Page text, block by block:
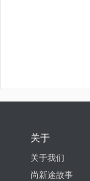
关于
关于我们
尚新途故事